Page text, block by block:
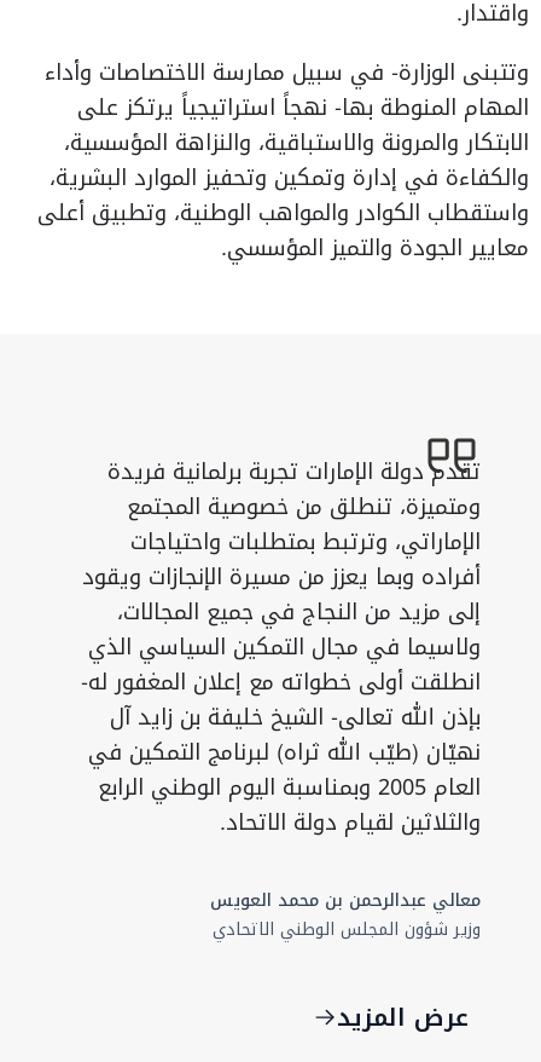
واقتدار.
وتتبنى الوزارة- في سبيل ممارسة الاختصاصات وأداء
المهام المنوطة بها- نهجاً استراتيجياً يرتكز على
الابتكار والمرونة والاستباقية، والنزاهة المؤسسية،
والكفاءة في إدارة وتمكين وتحفيز الموارد البشرية،
واستقطاب الكوادر والمواهب الوطنية، وتطبيق أعلى
معايير الجودة والتميز المؤسسي.
تقدم دولة الإمارات تجربة برلمانية فريدة
ومتميزة، تنطلق من خصوصية المجتمع
الإماراتي، وترتبط بمتطلبات واحتياجات
أفراده وبما يعزز من مسيرة الإنجازات ويقود
إلى مزيد من النجاج في جميع المجالات،
ولاسيما في مجال التمكين السياسي الذي
انطلقت أولى خطواته مع إعلان المغفور له-
بإذن الله تعالى- الشيخ خليفة بن زايد آل
نهيّان (طيّب الله ثراه) لبرنامج التمكين في
العام 2005 وبمناسبة اليوم الوطني الرابع
والثلاثين لقيام دولة الاتحاد.
معالي عبدالرحمن بن محمد العويس
وزير شؤون المجلس الوطني الاتحادي
عرض المزيد